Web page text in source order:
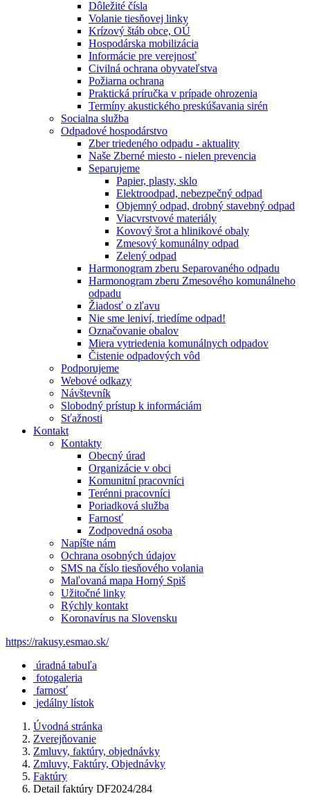
Dôležité čísla
Volanie tiesňovej linky
Krízový štáb obce, OÚ
Hospodárska mobilizácia
Informácie pre verejnosť
Civilná ochrana obyvateľstva
Požiarna ochrana
Praktická príručka v prípade ohrozenia
Termíny akustického preskúšavania sirén
Socialna služba
Odpadové hospodárstvo
Zber triedeného odpadu - aktuality
Naše Zberné miesto - nielen prevencia
Separujeme
Papier, plasty, sklo
Elektroodpad, nebezpečný odpad
Objemný odpad, drobný stavebný odpad
Viacvrstvové materiály
Kovový šrot a hlinikové obaly
Zmesový komunálny odpad
Zelený odpad
Harmonogram zberu Separovaného odpadu
Harmonogram zberu Zmesového komunálneho
odpadu
Žiadosť o zľavu
Nie sme leniví, triedíme odpad!
Označovanie obalov
Miera vytriedenia komunálnych odpadov
Čistenie odpadových vôd
Podporujeme
Webové odkazy
Návštevník
Slobodný prístup k informáciám
Sťažnosti
Kontakt
Kontakty
Obecný úrad
Organizácie v obci
Komunitní pracovníci
Terénni pracovníci
Poriadková služba
Farnosť
Zodpovedná osoba
Napíšte nám
Ochrana osobných údajov
SMS na číslo tiesňového volania
Maľovaná mapa Horný Spiš
Užitočné linky
Rýchly kontakt
Koronavírus na Slovensku
https://rakusy.esmao.sk/
úradná tabuľa
fotogaleria
farnosť
jedálny lístok
Úvodná stránka
Zverejňovanie
Zmluvy, faktúry, objednávky
Zmluvy, Faktúry, Objednávky
Faktúry
Detail faktúry DF2024/284